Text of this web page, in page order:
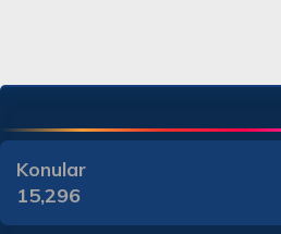
Konular
15,296